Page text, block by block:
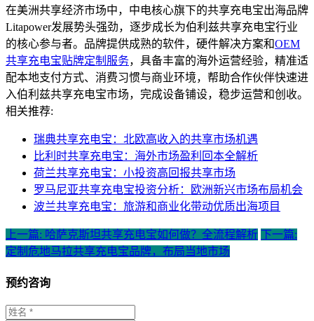
在美洲共享经济市场中，中电核心旗下的共享充电宝出海品牌
Litapower发展势头强劲，逐步成长为伯利兹共享充电宝行业
的核心参与者。品牌提供成熟的软件，硬件解决方案和OEM
共享充电宝贴牌定制服务，具备丰富的海外运营经验，精准适
配本地支付方式、消费习惯与商业环境，帮助合作伙伴快速进
入伯利兹共享充电宝市场，完成设备铺设，稳步运营和创收。
相关推荐:
瑞典共享充电宝：北欧高收入的共享市场机遇
比利时共享充电宝：海外市场盈利回本全解析
荷兰共享充电宝：小投资高回报共享市场
罗马尼亚共享充电宝投资分析：欧洲新兴市场布局机会
波兰共享充电宝：旅游和商业化带动优质出海项目
上一篇: 哈萨克斯坦共享充电宝如何做？全流程解析 下一篇:
定制危地马拉共享充电宝品牌，布局当地市场
预约咨询